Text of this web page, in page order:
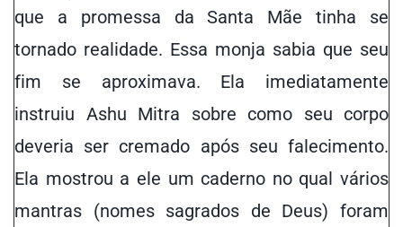
que a promessa da Santa Mãe tinha se
tornado realidade. Essa monja sabia que seu
fim se aproximava. Ela imediatamente
instruiu Ashu Mitra sobre como seu corpo
deveria ser cremado após seu falecimento.
Ela mostrou a ele um caderno no qual vários
mantras (nomes sagrados de Deus) foram